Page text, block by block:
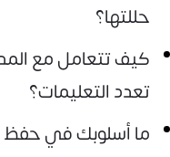
حللتها؟
كيف تتعامل مع
تعدد التعليمات؟
ما أسلوبك في حفظ